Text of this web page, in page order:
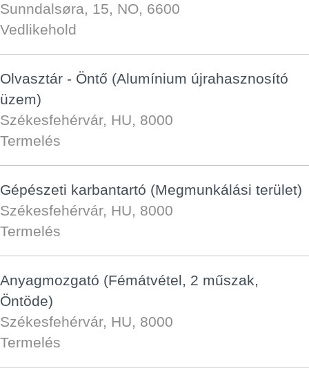
Sunndalsøra, 15, NO, 6600
Vedlikehold
Olvasztár - Öntő (Alumínium újrahasznosító
üzem)
Székesfehérvár, HU, 8000
Termelés
Gépészeti karbantartó (Megmunkálási terület)
Székesfehérvár, HU, 8000
Termelés
Anyagmozgató (Fémátvétel, 2 műszak,
Öntöde)
Székesfehérvár, HU, 8000
Termelés